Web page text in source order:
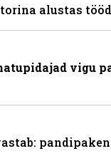
alustas
vigu